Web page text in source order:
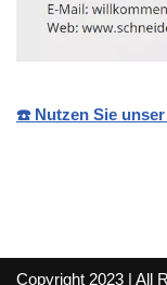
☎️ Nutzen Sie
Copyright 2023 | All